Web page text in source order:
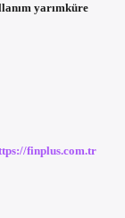
yarımküre
finplus.com.tr